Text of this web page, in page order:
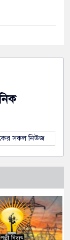
সকল নিউজ